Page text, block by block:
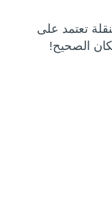
تعتمد على
الصحيح!